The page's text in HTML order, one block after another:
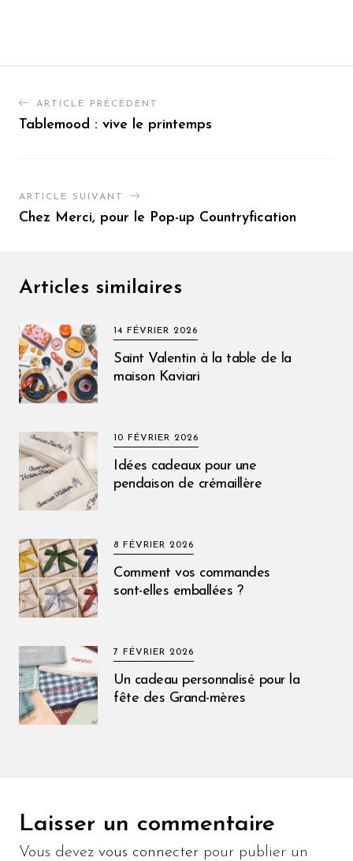
ARTICLE PRÉCÉDENT
Tablemood : vive le printemps
ARTICLE SUIVANT
Chez Merci, pour le Pop-up Countryfication
Articles similaires
14 FÉVRIER 2026
Saint Valentin à la table de la
maison Kaviari
10 FÉVRIER 2026
Idées cadeaux pour une
pendaison de crémaillère
8 FÉVRIER 2026
Comment vos commandes
sont-elles emballées ?
7 FÉVRIER 2026
Un cadeau personnalisé pour la
fête des Grand-mères
Laisser un commentaire
Vous devez vous connecter pour publier un